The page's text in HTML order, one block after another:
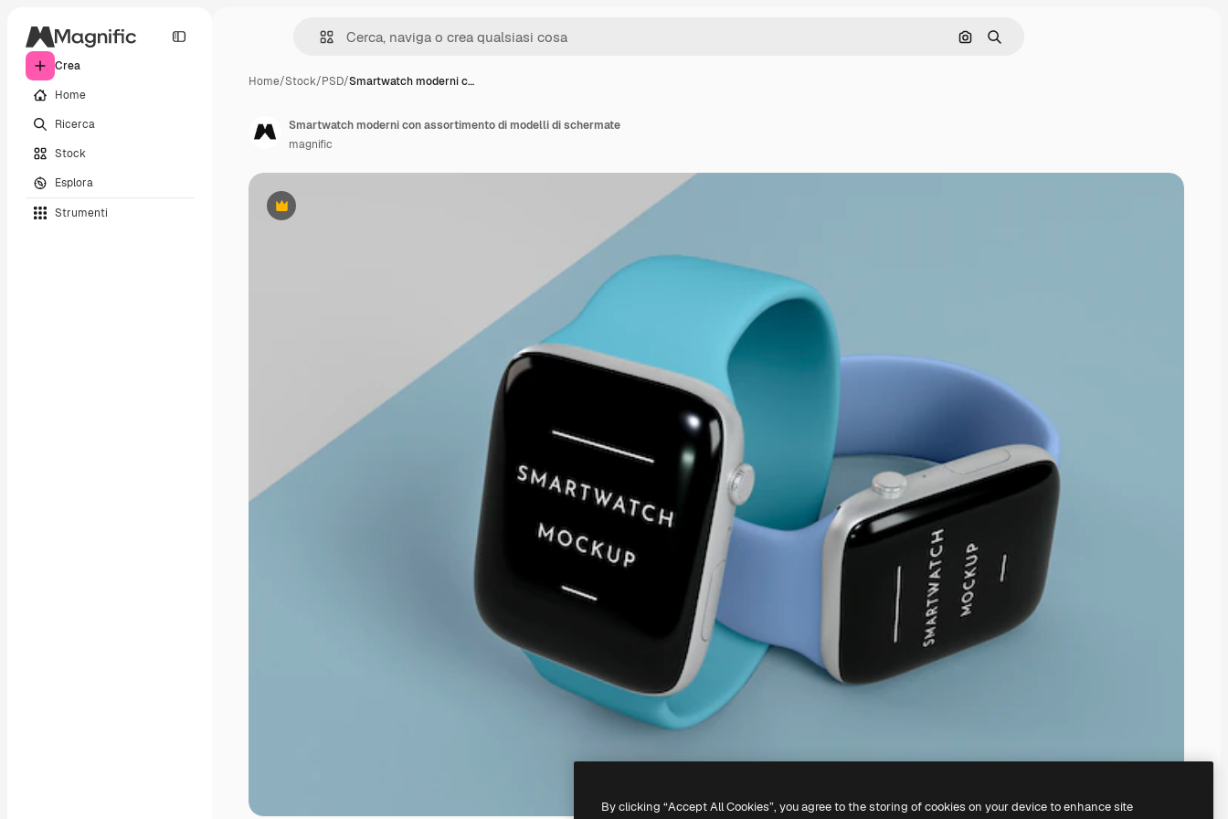
Crea
Home
Ricerca
Stock
Esplora
Strumenti
Cerca per immagine
Ricerca
Home/Stock/PSD/Smartwatch moderni c…
Premium
Smartwatch moderni con assortimento di modelli di schermate
magnific
By clicking “Accept All Cookies”, you agree to the storing of cookies on your device to enhance site